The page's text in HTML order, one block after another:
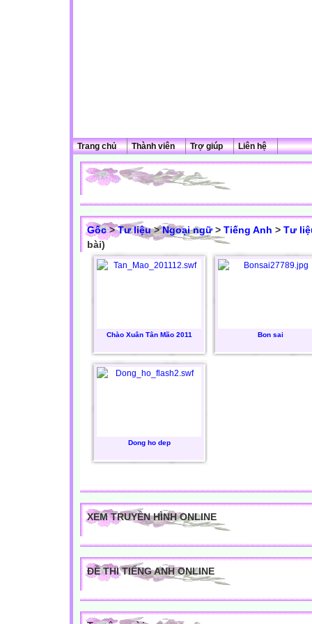
Trang chủ Thành viên Trợ giúp Liên hệ
Gốc>Tư liệu>Ngoại ngữ> Tiếng Anh > Tư
bài)
Chào Xuân Tân Mão 2011 Bon sai
Dong ho dep
XEM TRUYỀN HÌNH ONLINE
ĐỀ THI TIẾNG ANH ONLINE